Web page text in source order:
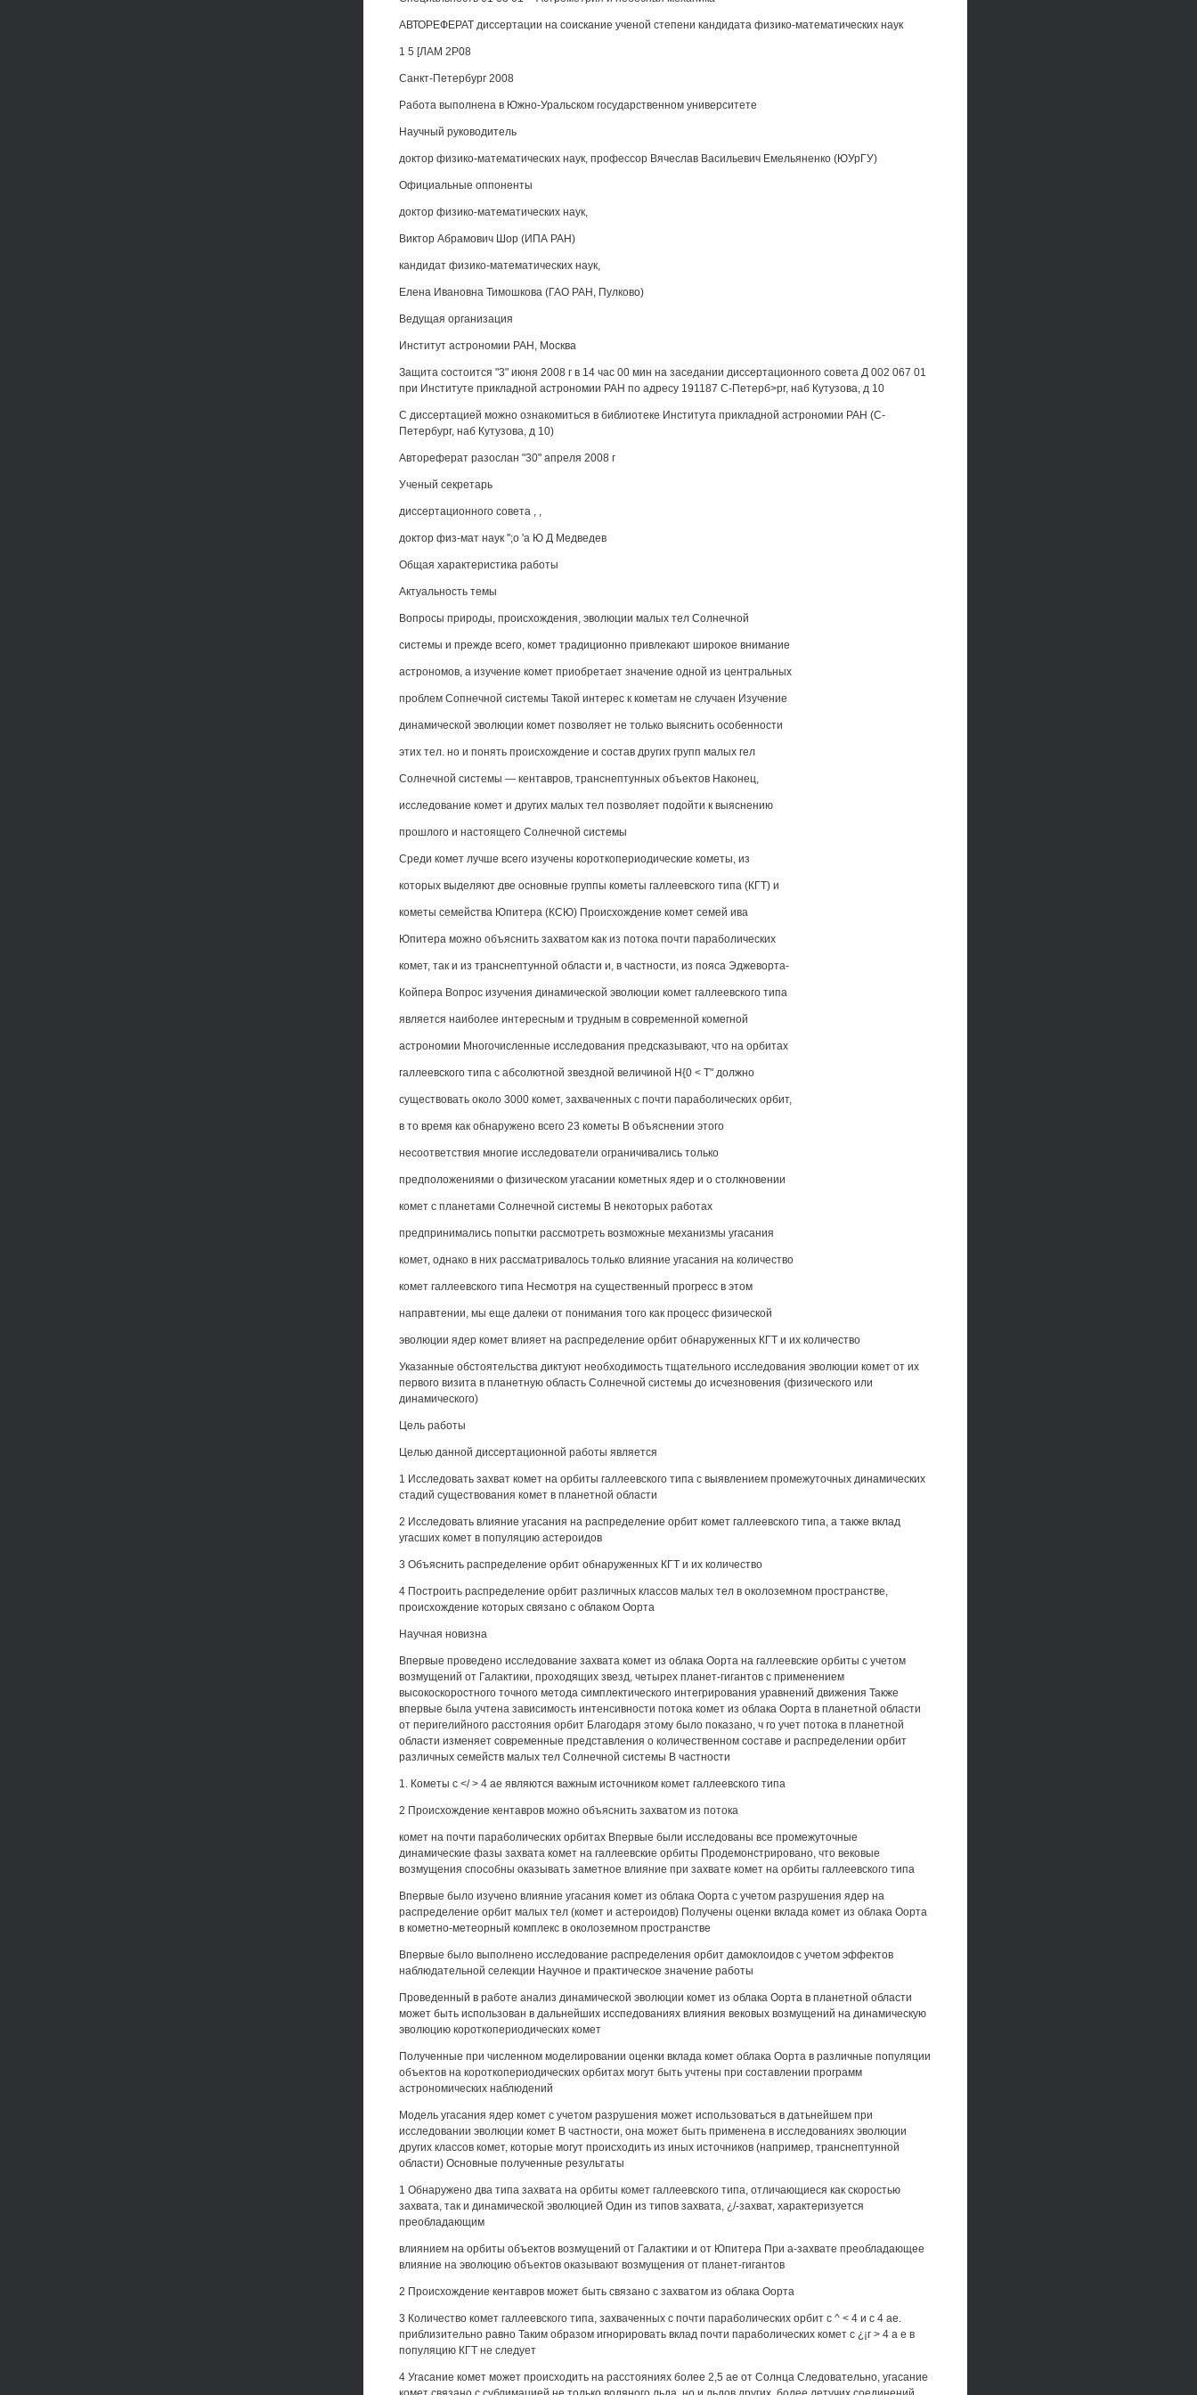
АВТОРЕФЕРАТ диссертации на соискание ученой степени кандидата физико-математических наук
1 5 [ЛАМ 2Р08
Санкт-Петербург 2008
Работа выполнена в Южно-Уральском государственном университете
Научный руководитель
доктор физико-математических наук, профессор Вячеслав Васильевич Емельяненко (ЮУрГУ)
Официальные оппоненты
доктор физико-математических наук,
Виктор Абрамович Шор (ИПА РАН)
кандидат физико-математических наук,
Елена Ивановна Тимошкова (ГАО РАН, Пулково)
Ведущая организация
Институт астрономии РАН, Москва
Защита состоится "3" июня 2008 г в 14 час 00 мин на заседании диссертационного совета Д 002 067 01
при Институте прикладной астрономии РАН по адресу 191187 С-Петерб>рг, наб Кутузова, д 10
С диссертацией можно ознакомиться в библиотеке Института прикладной астрономии РАН (С-
Петербург, наб Кутузова, д 10)
Автореферат разослан "30" апреля 2008 г
Ученый секретарь
диссертационного совета , ,
доктор физ-мат наук '';о 'а Ю Д Медведев
Общая характеристика работы
Актуальность темы
Вопросы природы, происхождения, эволюции малых тел Солнечной
системы и прежде всего, комет традиционно привлекают широкое внимание
астрономов, а изучение комет приобретает значение одной из центральных
проблем Сопнечной системы Такой интерес к кометам не случаен Изучение
динамической эволюции комет позволяет не только выяснить особенности
этих тел. но и понять происхождение и состав других групп малых гел
Солнечной системы — кентавров, транснептунных объектов Наконец,
исследование комет и других малых тел позволяет подойти к выяснению
прошлого и настоящего Солнечной системы
Среди комет лучше всего изучены короткопериодические кометы, из
которых выделяют две основные группы кометы галлеевского типа (КГТ) и
кометы семейства Юпитера (КСЮ) Происхождение комет семей ива
Юпитера можно объяснить захватом как из потока почти параболических
комет, так и из транснептунной области и, в частности, из пояса Эджеворта-
Койпера Вопрос изучения динамической эволюции комет галлеевского типа
является наиболее интересным и трудным в современной комегной
астрономии Многочисленные исследования предсказывают, что на орбитах
галлеевского типа с абсолютной звездной величиной Н{0 < Т" должно
существовать около 3000 комет, захваченных с почти параболических орбит,
в то время как обнаружено всего 23 кометы В объяснении этого
несоответствия многие исследователи ограничивались только
предположениями о физическом угасании кометных ядер и о столкновении
комет с планетами Солнечной системы В некоторых работах
предпринимались попытки рассмотреть возможные механизмы угасания
комет, однако в них рассматривалось только влияние угасания на количество
комет галлеевского типа Несмотря на существенный прогресс в этом
направтении, мы еще далеки от понимания того как процесс физической
эволюции ядер комет влияет на распределение орбит обнаруженных КГТ и их количество
Указанные обстоятельства диктуют необходимость тщательного исследования эволюции комет от их
первого визита в планетную область Солнечной системы до исчезновения (физического или
динамического)
Цель работы
Целью данной диссертационной работы является
1 Исследовать захват комет на орбиты галлеевского типа с выявлением промежуточных динамических
стадий существования комет в планетной области
2 Исследовать влияние угасания на распределение орбит комет галлеевского типа, а также вклад
угасших комет в популяцию астероидов
3 Объяснить распределение орбит обнаруженных КГТ и их количество
4 Построить распределение орбит различных классов малых тел в околоземном пространстве,
происхождение которых связано с облаком Оорта
Научная новизна
Впервые проведено исследование захвата комет из облака Оорта на галлеевские орбиты с учетом
возмущений от Галактики, проходящих звезд, четырех планет-гигантов с применением
высокоскоростного точного метода симплектического интегрирования уравнений движения Также
впервые была учтена зависимость интенсивности потока комет из облака Оорта в планетной области
от перигелийного расстояния орбит Благодаря этому было показано, ч го учет потока в планетной
области изменяет современные представления о количественном составе и распределении орбит
различных семейств малых тел Солнечной системы В частности
1. Кометы с </ > 4 ае являются важным источником комет галлеевского типа
2 Происхождение кентавров можно объяснить захватом из потока
комет на почти параболических орбитах Впервые были исследованы все промежуточные
динамические фазы захвата комет на галлеевские орбиты Продемонстрировано, что вековые
возмущения способны оказывать заметное влияние при захвате комет на орбиты галлеевского типа
Впервые было изучено влияние угасания комет из облака Оорта с учетом разрушения ядер на
распределение орбит малых тел (комет и астероидов) Получены оценки вклада комет из облака Оорта
в кометно-метеорный комплекс в околоземном пространстве
Впервые было выполнено исследование распределения орбит дамоклоидов с учетом эффектов
наблюдательной селекции Научное и практическое значение работы
Проведенный в работе анализ динамической эволюции комет из облака Оорта в планетной области
может быть использован в дальнейших исспедованиях влияния вековых возмущений на динамическую
эволюцию короткопериодических комет
Полученные при численном моделировании оценки вклада комет облака Оорта в различные популяции
объектов на короткопериодических орбитах могут быть учтены при составлении программ
астрономических наблюдений
Модель угасания ядер комет с учетом разрушения может использоваться в датьнейшем при
исследовании эволюции комет В частности, она может быть применена в исследованиях эволюции
других классов комет, которые могут происходить из иных источников (например, транснептунной
области) Основные полученные результаты
1 Обнаружено два типа захвата на орбиты комет галлеевского типа, отличающиеся как скоростью
захвата, так и динамической эволюцией Один из типов захвата, ¿/-захват, характеризуется
преобладающим
влиянием на орбиты объектов возмущений от Галактики и от Юпитера При а-захвате преобладающее
влияние на эволюцию объектов оказывают возмущения от планет-гигантов
2 Происхождение кентавров может быть связано с захватом из облака Оорта
3 Количество комет галлеевского типа, захваченных с почти параболических орбит с ^ < 4 и с 4 ае.
приблизительно равно Таким образом игнорировать вклад почти параболических комет с ¿¡г > 4 а е в
популяцию КГТ не следует
4 Угасание комет может происходить на расстояниях более 2,5 ае от Солнца Следовательно, угасание